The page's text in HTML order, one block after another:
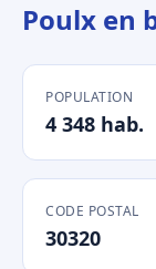
Poulx en
POPULATION
4 348 hab.
CODE POSTAL
30320